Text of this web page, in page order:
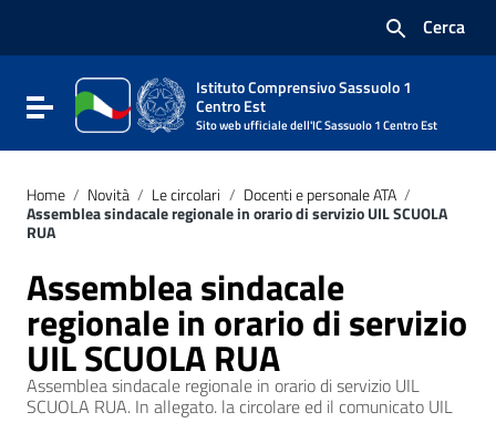
Vai al footer
Cerca
Attiva / disattiva la navigazione
Istituto Comprensivo Sassuolo 1
Centro Est
Sito web ufficiale dell'IC Sassuolo 1 Centro Est
Home / Novità / Le circolari / Docenti e personale ATA /
Assemblea sindacale regionale in orario di servizio UIL SCUOLA
RUA
Assemblea sindacale
regionale in orario di servizio
UIL SCUOLA RUA
Assemblea sindacale regionale in orario di servizio UIL
SCUOLA RUA. In allegato. la circolare ed il comunicato UIL